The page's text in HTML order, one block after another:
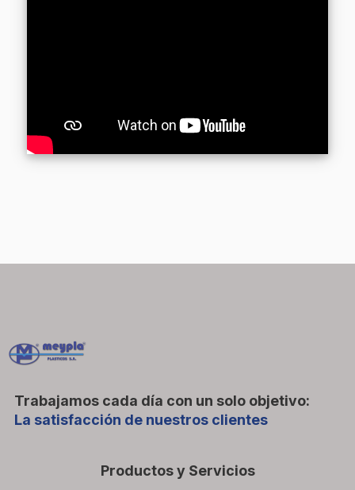
Trabajamos cada día con un solo objetivo:
La satisfacción de nuestros clientes
Productos y Servicios